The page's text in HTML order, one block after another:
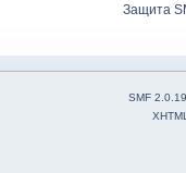
Защита
SMF 2.0.19